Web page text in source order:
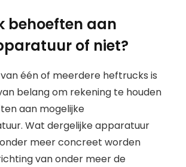
behoeften aan
of niet?
één of meerdere heftrucks is
belang om rekening te houden
aan mogelijke
Wat dergelijke apparatuur
meer concreet worden
van onder meer de